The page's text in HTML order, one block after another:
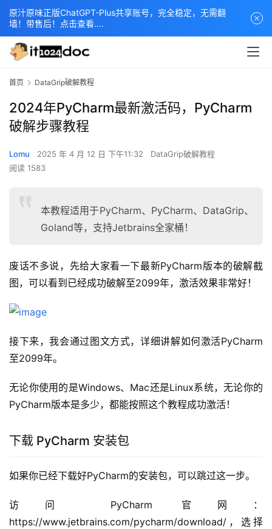
首页 DataGrip破解教程
2024年PyCharm最新激活码，PyCharm
破解步骤教程
Lomu 2025 年 4 月 12 日 下午11:32
DataGrip破解教程
阅读 1583
本教程适用于PyCharm、PyCharm、DataGrip、
Goland等，支持Jetbrains全家桶！
废话不多说，先给大家看一下最新PyCharm版本的破解截
图，可以看到已经成功破解至2099年，激活效果非常好！
接下来，我会通过图文方式，详细讲解如何激活PyCharm
至2099年。
无论你使用的是Windows、Mac还是Linux系统，无论你的
PyCharm版本是多少，都能按照这个教程成功激活！
下载 PyCharm 安装包
如果你已经下载好PyCharm的安装包，可以跳过这一步。
访问 PyCharm 官网：
https://www.jetbrains.com/pycharm/download/，选择
原汁原味正版ChatGPT-Plus共享账号，完全稳定，无需翻
墙！带售后！点击查看....